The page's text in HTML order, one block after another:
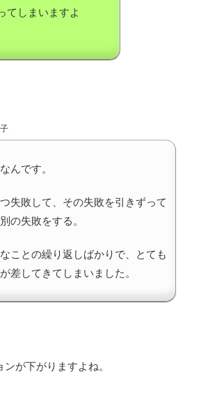
てしまいますよ
んです。
失敗して、その失敗を引きずって
の失敗をする。
ことの繰り返しばかりで、とても
差してきてしまいました。
が下がりますよね。